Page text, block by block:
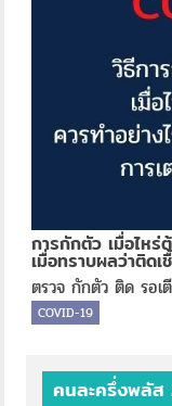
การกักตัว เมื่อไหร่
เมื่อทราบผลว่าติดเ
ตรวจ กักตัว ติด รอเ
COVID-19
คนละครึ่งพลั